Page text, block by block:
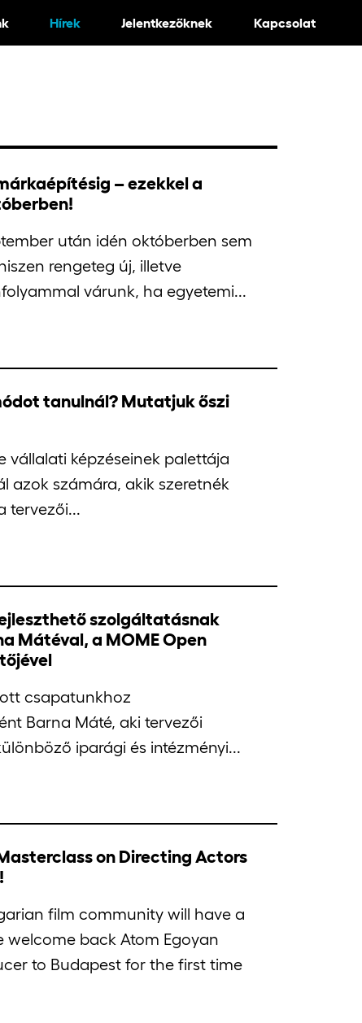
Hírek Jelentkezőknek Kapcsolat
– ezekkel a
után idén októberben sem
rengeteg új, illetve
várunk, ha egyetemi...
tanulnál? Mutatjuk őszi
vállalati képzéseinek palettája
azok számára, akik szeretnék
tervezői...
szolgáltatásnak
Mátéval, a MOME Open
csapatunkhoz
Barna Máté, aki tervezői
iparági és intézményi...
on Directing Actors
film community will have a
back Atom Egoyan
to Budapest for the first time